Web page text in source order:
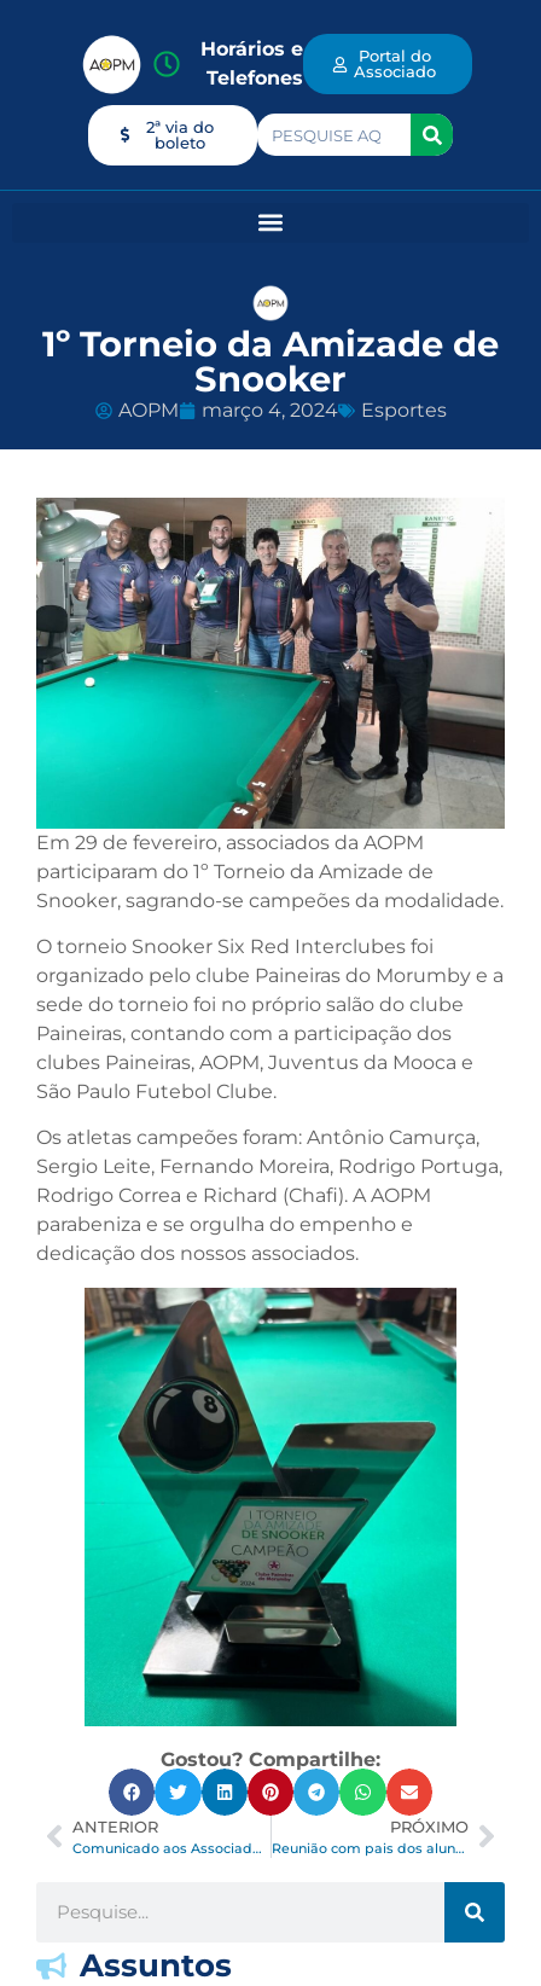
Horários e
Telefones
Portal do
Associado
2ª via do
boleto
1º Torneio da Amizade de
Snooker
AOPM março 4, 2024 Esportes
Em 29 de fevereiro, associados da AOPM
participaram do 1º Torneio da Amizade de
Snooker, sagrando-se campeões da modalidade.
O torneio Snooker Six Red Interclubes foi
organizado pelo clube Paineiras do Morumby e a
sede do torneio foi no próprio salão do clube
Paineiras, contando com a participação dos
clubes Paineiras, AOPM, Juventus da Mooca e
São Paulo Futebol Clube.
Os atletas campeões foram: Antônio Camurça,
Sergio Leite, Fernando Moreira, Rodrigo Portuga,
Rodrigo Correa e Richard (Chafi). A AOPM
parabeniza e se orgulha do empenho e
dedicação dos nossos associados.
Gostou? Compartilhe:
ANTERIOR
Comunicado aos Associados – Sauna
PRÓXIMO
Reunião com pais dos alunos do Futsal AOPM
Assuntos